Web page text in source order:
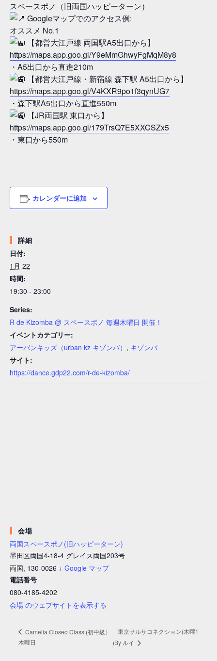
スペースポノ（旧両国ハッピーターン）
Googleマップでのアクセス例:
オススメ No.1
【都営大江戸線 両国駅A5出口から】
https://maps.app.goo.gl/Y9eMmGhwyFgMqM8y8
・A5出口から直進210m
【都営大江戸線・新宿線 森下駅 A5出口から】
https://maps.app.goo.gl/V4KXR9po1f3qynUG7
・森下駅A5出口から直進550m
【JR両国駅 東口から】
https://maps.app.goo.gl/179TrsQ7E5XXCSZx5
・東口から550m
カレンダーに追加
詳細
日付:
1月 22
時間:
19:30 - 23:00
Series:
R de Kizomba @ スペースポノ 毎週木曜日 開催！
イベントカテゴリー:
アーバンキッズ（urban kz キゾンバ） , キゾンバ
サイト:
https://dance.gdp22.com/r-de-kizomba/
会場
両国スペースポノ(旧ハッピーターン)
墨田区両国4-18-4 グレイス両国203号
両国, 130-0026 + Google マップ
電話番号
080-4185-4202
会場 のウェブサイトを表示する
Camelia Closed Class (初中級）
木曜日
東京サルサコネクション(木曜1
)By ルイ